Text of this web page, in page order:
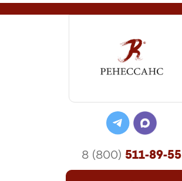
8 (800) 511-89-55